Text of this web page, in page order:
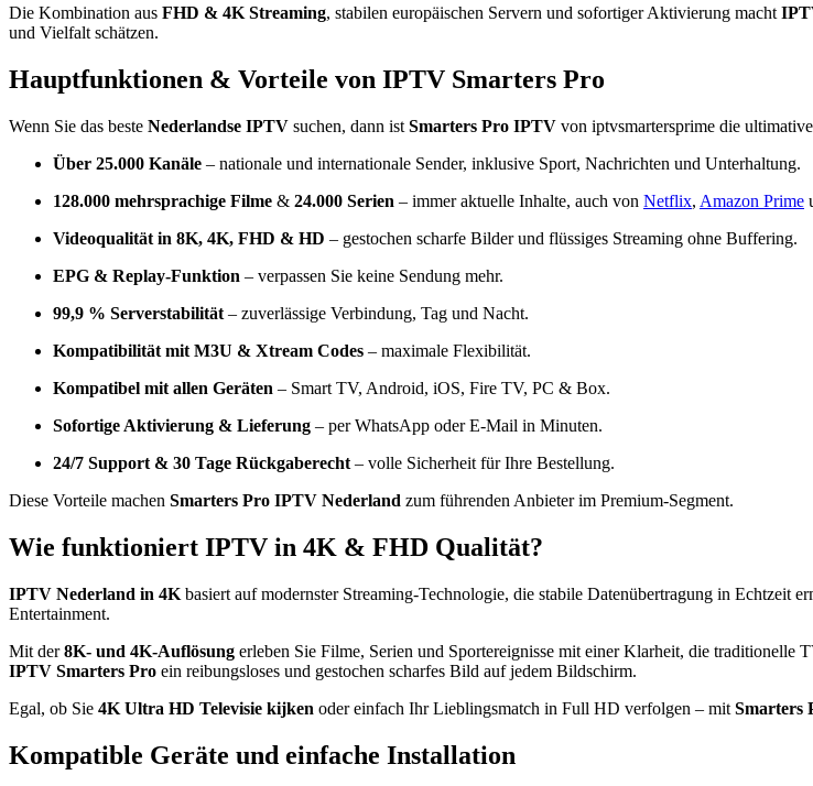
Die Kombination aus FHD & 4K Streaming, stabilen europäischen Servern und sofortiger Aktivierung macht
und Vielfalt schätzen.
Hauptfunktionen & Vorteile von IPTV Smarters Pro
Wenn Sie das beste Nederlandse IPTV suchen, dann ist Smarters Pro IPTV von iptvsmartersprime die
Über 25.000 Kanäle – nationale und internationale Sender, inklusive Sport, Nachrichten und Unterhaltung.
128.000 mehrsprachige Filme & 24.000 Serien – immer aktuelle Inhalte, auch von Netflix, Amazon Prime
Videoqualität in 8K, 4K, FHD & HD – gestochen scharfe Bilder und flüssiges Streaming ohne Buffering.
EPG & Replay-Funktion – verpassen Sie keine Sendung mehr.
99,9 % Serverstabilität – zuverlässige Verbindung, Tag und Nacht.
Kompatibilität mit M3U & Xtream Codes – maximale Flexibilität.
Kompatibel mit allen Geräten – Smart TV, Android, iOS, Fire TV, PC & Box.
Sofortige Aktivierung & Lieferung – per WhatsApp oder E-Mail in Minuten.
24/7 Support & 30 Tage Rückgaberecht – volle Sicherheit für Ihre Bestellung.
Diese Vorteile machen Smarters Pro IPTV Nederland zum führenden Anbieter im Premium-Segment.
Wie funktioniert IPTV in 4K & FHD Qualität?
IPTV Nederland in 4K basiert auf modernster Streaming-Technologie, die stabile Datenübertragung in Echtzeit
Entertainment.
Mit der8K- und 4K-Auflösung erleben Sie Filme, Serien und Sportereignisse mit einer Klarheit, die
IPTV Smarters Pro ein reibungsloses und gestochen scharfes Bild auf jedem Bildschirm.
Egal, ob Sie 4K Ultra HD Televisie kijken oder einfach Ihr Lieblingsmatch in Full HD verfolgen – mit Smarters
Kompatible Geräte und einfache Installation